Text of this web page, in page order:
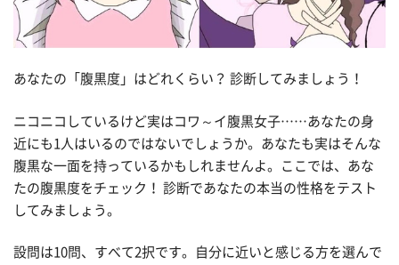
あなたの「腹黒度」はどれくらい？ 診断してみましょう！
ニコニコしているけど実はコワ～イ腹黒女子……あなたの身
近にも1人はいるのではないでしょうか。あなたも実はそんな
腹黒な一面を持っているかもしれませんよ。ここでは、あな
たの腹黒度をチェック！ 診断であなたの本当の性格をテスト
してみましょう。
設問は10問、すべて2択です。自分に近いと感じる方を選んで